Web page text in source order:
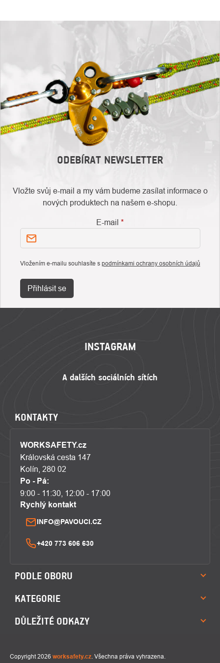
ODEBÍRAT NEWSLETTER
Vložte svůj e-mail a my vám budeme zasílat informace o
nových produktech na našem e-shopu.
E-mail
Vložením e-mailu souhlasíte s podmínkami ochrany osobních údajů
Přihlásit se
INSTAGRAM
KONTAKTY
WORKSAFETY.cz
Královská cesta 147
Kolín, 280 02
Po - Pá:
9:00 - 11:30, 12:00 - 17:00
Rychlý kontakt
INFO@PAVOUCI.CZ
+420 773 606 630
PODLE OBORU
KATEGORIE
DŮLEŽITÉ ODKAZY
Copyright 2026 worksafety.cz. Všechna práva vyhrazena.